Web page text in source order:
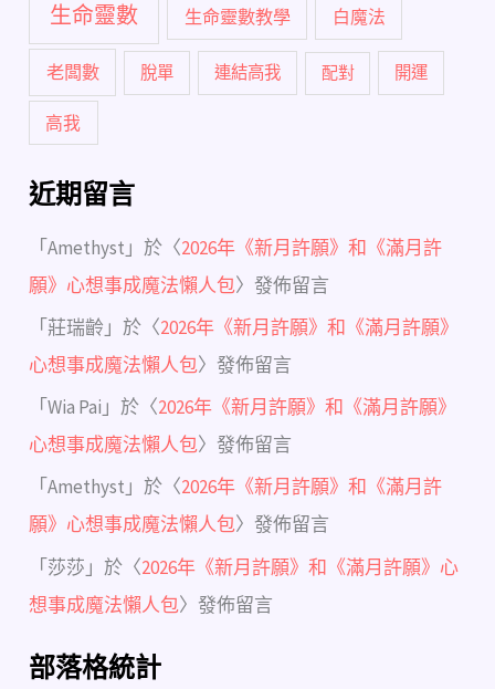
生命靈數 生命靈數教學 白魔法
老闆數 脫單 連結高我 配對 開運
高我
近期留言
「Amethyst 」於〈2026年《新月許願》和《滿月許
願》心想事成魔法懶人包〉發佈留言
「莊瑞齡 」於〈2026年《新月許願》和《滿月許願》
心想事成魔法懶人包〉發佈留言
「Wia Pai 」於〈2026年《新月許願》和《滿月許願》
心想事成魔法懶人包〉發佈留言
「Amethyst 」於〈2026年《新月許願》和《滿月許
願》心想事成魔法懶人包〉發佈留言
「 莎莎 」於〈2026年《新月許願》和《滿月許願》心
想事成魔法懶人包〉發佈留言
部落格統計